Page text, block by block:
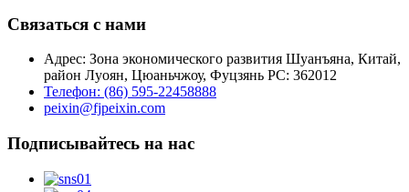
Связаться с нами
Адрес: Зона экономического развития Шуанъяна, Китай,
район Луоян, Цюаньчжоу, Фуцзянь PC: 362012
Телефон: (86) 595-22458888
peixin@fjpeixin.com
Подписывайтесь на нас